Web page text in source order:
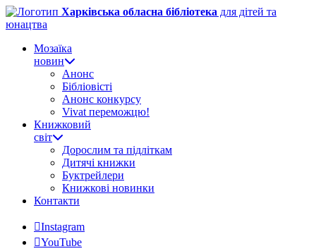
Харківська обласна бібліотека для дітей та
юнацтва
Мозаїка
новин
Анонс
Бібліовісті
Анонс конкурсу
Vivat переможцю!
Книжковий
світ
Дорослим та підліткам
Дитячі книжки
Буктрейлери
Книжкові новинки
Контакти
Instagram
YouTube